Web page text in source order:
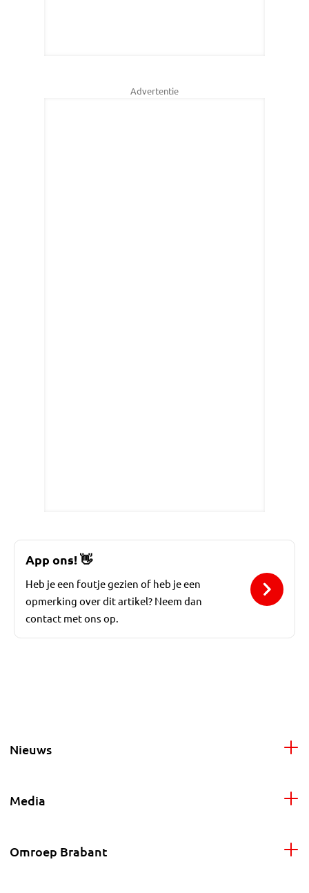
Advertentie
App ons!👋
Heb je een foutje gezien of heb je een
opmerking over dit artikel? Neem dan
contact met ons op.
Nieuws
Media
Omroep Brabant